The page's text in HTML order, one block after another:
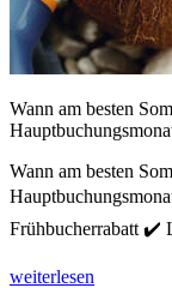
Wann am besten
Wann am besten
Frühbucherrabatt ✔️
weiterlesen